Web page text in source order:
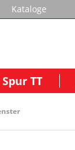
Kataloge
Spur TT